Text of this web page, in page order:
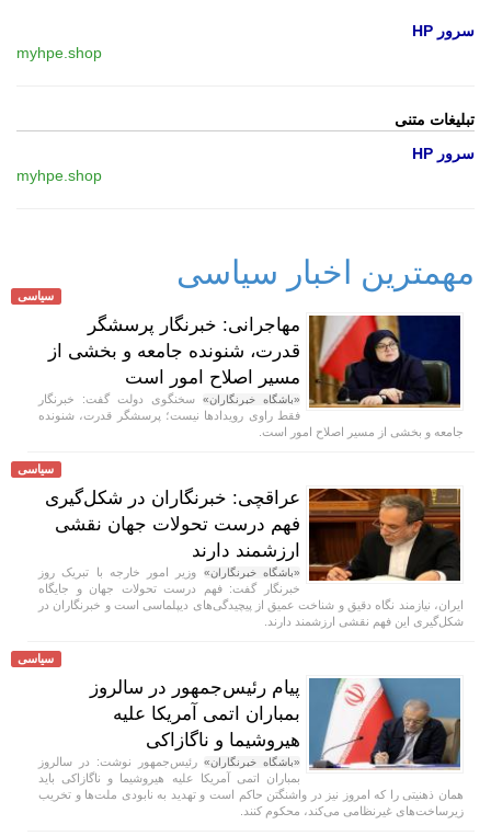
سرور HP
myhpe.shop
تبلیغات متنی
سرور HP
myhpe.shop
مهمترین اخبار سیاسی
سیاسی
مهاجرانی: خبرنگار پرسشگر
قدرت، شنونده جامعه و بخشی از
مسیر اصلاح امور است
«باشگاه خبرنگاران» سخنگوی دولت گفت: خبرنگار
فقط راوی رویداد‌ها نیست؛ پرسشگر قدرت، شنونده
جامعه و بخشی از مسیر اصلاح امور است.
سیاسی
عراقچی: خبرنگاران در شکل‌گیری
فهم درست تحولات جهان نقشی
ارزشمند دارند
«باشگاه خبرنگاران» وزیر امور خارجه با تبریک روز
خبرنگار گفت: فهم درست تحولات جهان و جایگاه
ایران، نیازمند نگاه دقیق و شناخت عمیق از پیچیدگی‌های دیپلماسی است و خبرنگاران در
شکل‌گیری این فهم نقشی ارزشمند دارند.
سیاسی
پیام رئیس‌جمهور در سالروز
بمباران اتمی آمریکا علیه
هیروشیما و ناگازاکی
«باشگاه خبرنگاران» رئیس‌جمهور نوشت: در سالروز
بمباران اتمی آمریکا علیه هیروشیما و ناگازاکی باید
همان ذهنیتی را که امروز نیز در واشنگتن حاکم است و تهدید به نابودی ملت‌ها و تخریب
زیرساخت‌های غیرنظامی می‌کند، محکوم کنند.